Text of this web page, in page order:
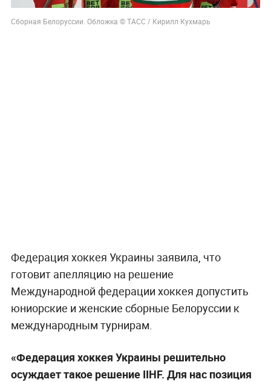
Cборная Белоруссии. Обложка © ТАСС / Кирилл Кухмарь
Федерация хоккея Украины заявила, что
готовит апелляцию на решение
Международной федерации хоккея допустить
юниорские и женские сборные Белоруссии к
международным турнирам.
«Федерация хоккея Украины решительно
осуждает такое решение IIHF. Для нас позиция